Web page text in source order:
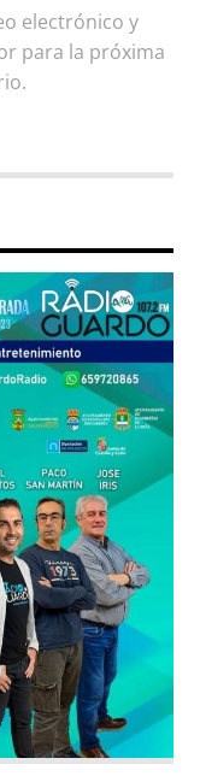
electrónico y
para la próxima